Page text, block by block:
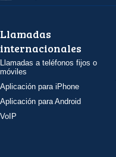
Llamadas
internacionales
Llamadas a teléfonos fijos o
móviles
Aplicación para iPhone
Aplicación para Android
VoIP